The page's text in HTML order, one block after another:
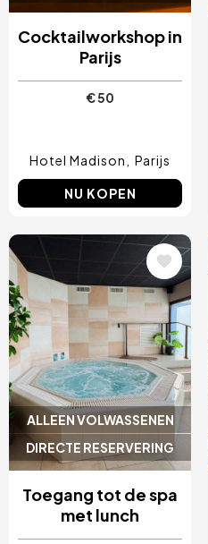
Cocktailworkshop in
Parijs
€ 50
Hotel Madison Parijs
NU KOPEN
ALLEEN VOLWASSENEN
DIRECTE RESERVERING
Afbeelding
Toegang tot de spa
met lunch